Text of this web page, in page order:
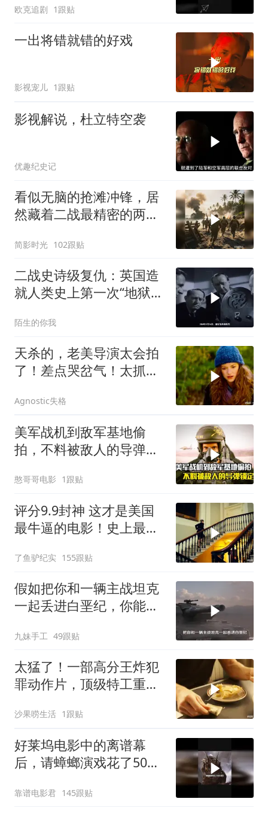
欧克追剧 1跟贴
一出将错就错的好戏
影视宠儿 1跟贴
影视解说，杜立特空袭
优趣纪史记
看似无脑的抢滩冲锋，居
然藏着二战最精密的两栖
简影时光 102跟贴
二战史诗级复仇：英国造
就人类史上第一次“地狱之
陌生的你我
天杀的，老美导演太会拍
了！差点哭岔气！太抓心
Agnostic失格
美军战机到敌军基地偷
拍，不料被敌人的导弹锁
憨哥哥电影 1跟贴
评分9.9封神 这才是美国
最牛逼的电影！史上最高
了鱼驴纪实 155跟贴
假如把你和一辆主战坦克
一起丢进白垩纪，你能统
九妹手工 49跟贴
太猛了！一部高分王炸犯
罪动作片，顶级特工重出
沙果唠生活 1跟贴
好莱坞电影中的离谱幕
后，请蟑螂演戏花了50万
靠谱电影君 145跟贴